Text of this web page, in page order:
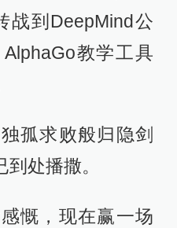
战到DeepMind公
教学工具
孤求败般归隐剑
处播撒。
慨，现在赢一场